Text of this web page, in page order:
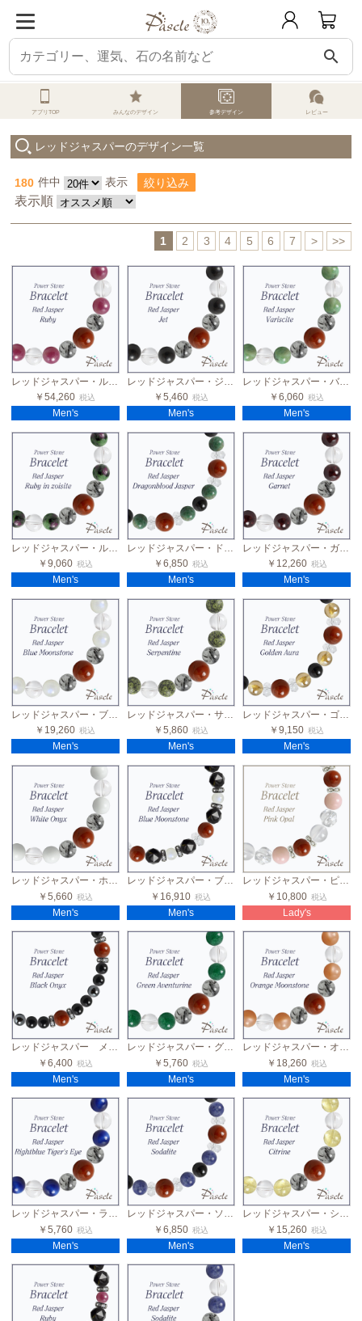
search
パスクル オーダーメイド 参考デザイン一覧
アプリTOP みんなのデザイン 参考デザイン レビュー
レッドジャスパーのデザイン一覧
180 件中 表示 絞り込み
表示順
1 2 3 4 5 6 7 > >>
レッドジャスパー・ルビー メンズデザインブレスレット
￥54,260 税込
Men's
レッドジャスパー・ジェット メンズデザインブレスレット
￥5,460 税込
Men's
レッドジャスパー・バリサイト メンズデザインブレスレット
￥6,060 税込
Men's
レッドジャスパー・ルビーインゾイサイト メンズデザインブレスレット
￥9,060 税込
Men's
￥6,850 税込
Men's
レッドジャスパー・ガーネット メンズデザインブレスレット
￥12,260 税込
Men's
レッドジャスパー・ブルームーンストーン メンズデザインブレスレット
￥19,260 税込
Men's
レッドジャスパー・サーペンティン メンズデザインブレスレット
￥5,860 税込
Men's
レッドジャスパー・ゴールデンオーラ モリオン メンズお守りブレスレット
￥9,150 税込
Men's
レッドジャスパー・ホワイトオニキス メンズデザインブレスレット
￥5,660 税込
Men's
レッドジャスパー・ブルームーンストーン メンズブラックスピネルブレスレット
￥16,910 税込
Men's
レッドジャスパー・ピンクオパール 2カラーレディースブレスレット
￥10,800 税込
Lady's
レッドジャスパー メンズスタイリッシュブレスレット
￥6,400 税込
Men's
レッドジャスパー・グリーンアベンチュリン メンズデザインブレスレット
￥5,760 税込
Men's
レッドジャスパー・オレンジムーンストーン メンズデザインブレスレット
￥18,260 税込
Men's
レッドジャスパー・ライトブルータイガーアイ メンズデザインブレスレット
￥5,760 税込
Men's
レッドジャスパー・ソーダライト モリオン メンズお守りブレスレット
￥6,850 税込
Men's
レッドジャスパー・シトリン メンズデザインブレスレット
￥15,260 税込
Men's